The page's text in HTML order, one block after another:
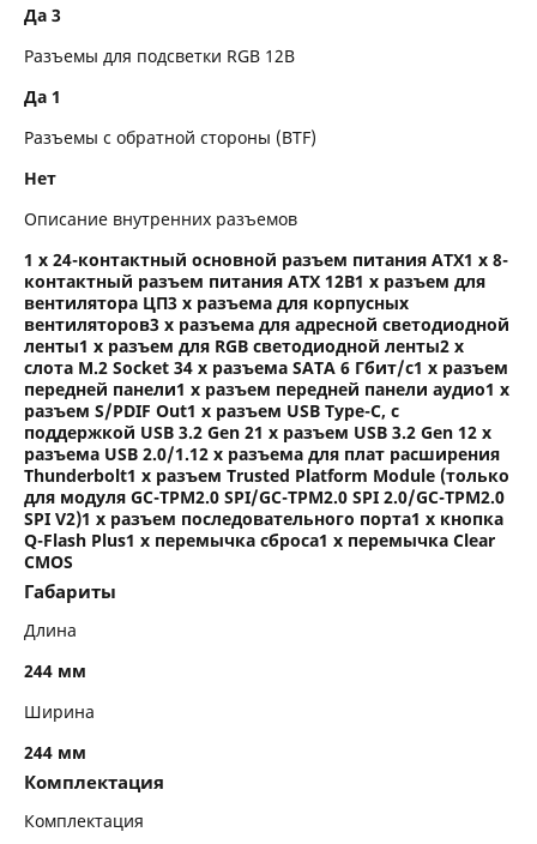
Да 3
Разъемы для подсветки RGB 12В
Да 1
Разъемы с обратной стороны (BTF)
Нет
Описание внутренних разъемов
1 x 24-контактный основной разъем питания ATX1 x 8-
контактный разъем питания ATX 12В1 x разъем для
вентилятора ЦП3 x разъема для корпусных
вентиляторов3 x разъема для адресной светодиодной
ленты1 x разъем для RGB светодиодной ленты2 x
слота M.2 Socket 34 x разъема SATA 6 Гбит/с1 x разъем
передней панели1 x разъем передней панели аудио1 x
разъем S/PDIF Out1 x разъем USB Type-C, с
поддержкой USB 3.2 Gen 21 x разъем USB 3.2 Gen 12 x
разъема USB 2.0/1.12 x разъема для плат расширения
Thunderbolt1 x разъем Trusted Platform Module (только
для модуля GC-TPM2.0 SPI/GC-TPM2.0 SPI 2.0/GC-TPM2.0
SPI V2)1 x разъем последовательного порта1 x кнопка
Q-Flash Plus1 x перемычка сброса1 x перемычка Clear
CMOS
Габариты
Длина
244 мм
Ширина
244 мм
Комплектация
Комплектация